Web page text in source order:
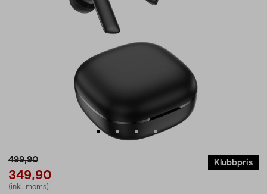
499,90
349,90
(inkl. moms)
Klubbpris